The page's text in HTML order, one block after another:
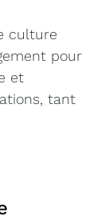
culture
pour
et
tant